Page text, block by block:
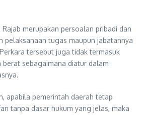
Rajab merupakan persoalan pribadi dan
pelaksanaan tugas maupun jabatannya
tersebut juga tidak termasuk
sebagaimana diatur dalam
apabila pemerintah daerah tetap
tanpa dasar hukum yang jelas, maka